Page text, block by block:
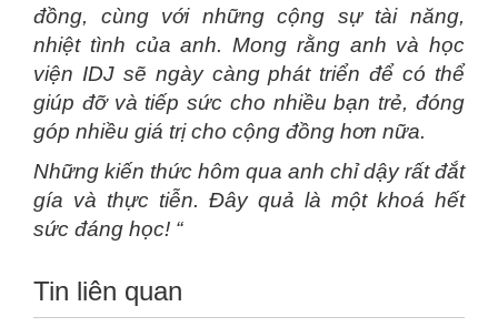
đồng, cùng với những cộng sự tài năng,
nhiệt tình của anh. Mong rằng anh và học
viện IDJ sẽ ngày càng phát triển để có thể
giúp đỡ và tiếp sức cho nhiều bạn trẻ, đóng
góp nhiều giá trị cho cộng đồng hơn nữa.
Những kiến thức hôm qua anh chỉ dậy rất đắt
gía và thực tiễn. Đây quả là một khoá hết
sức đáng học! “
Tin liên quan